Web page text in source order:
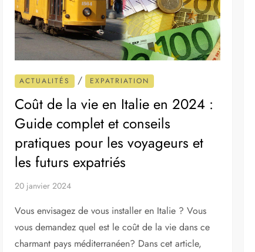
ACTUALITÉS / EXPATRIATION
Coût de la vie en Italie en 2024 :
Guide complet et conseils
pratiques pour les voyageurs et
les futurs expatriés
20 janvier 2024
Vous envisagez de vous installer en Italie ? Vous
vous demandez quel est le coût de la vie dans ce
charmant pays méditerranéen? Dans cet article,